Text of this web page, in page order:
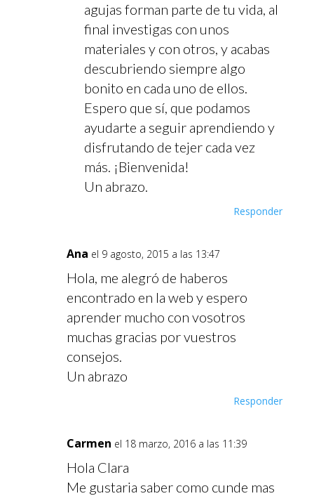
agujas forman parte de tu vida, al
final investigas con unos
materiales y con otros, y acabas
descubriendo siempre algo
bonito en cada uno de ellos.
Espero que sí, que podamos
ayudarte a seguir aprendiendo y
disfrutando de tejer cada vez
más. ¡Bienvenida!
Un abrazo.
Responder
Ana el 9 agosto, 2015 a las 13:47
Hola, me alegró de haberos
encontrado en la web y espero
aprender mucho con vosotros
muchas gracias por vuestros
consejos.
Un abrazo
Responder
Carmen el 18 marzo, 2016 a las 11:39
Hola Clara
Me gustaria saber como cunde mas